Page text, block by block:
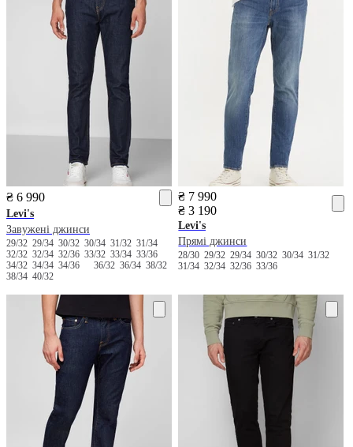
₴ 6 990
Levi's
Завужені джинси
29/32 29/34 30/32 30/34 31/32 31/34
32/32 32/34 32/36 33/32 33/34 33/36
34/32 34/34 34/36 36/32 36/34 38/32
38/34 40/32
₴ 7 990
₴ 3 190
Levi's
Прямі джинси
28/3029/3229/3430/3230/3431/32
31/3432/3432/3633/36